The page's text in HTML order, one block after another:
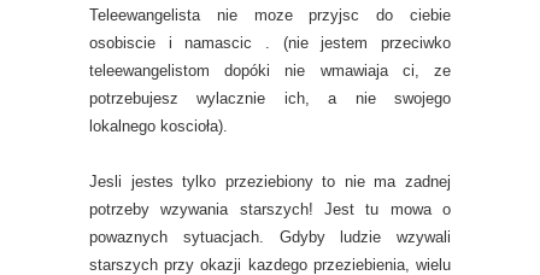
Teleewangelista nie moze przyjsc do ciebie
osobiscie i namascic . (nie jestem przeciwko
teleewangelistom dopóki nie wmawiaja ci, ze
potrzebujesz wylacznie ich, a nie swojego
lokalnego koscioła).
Jesli jestes tylko przeziebiony to nie ma zadnej
potrzeby wzywania starszych! Jest tu mowa o
powaznych sytuacjach. Gdyby ludzie wzywali
starszych przy okazji kazdego przeziebienia, wielu